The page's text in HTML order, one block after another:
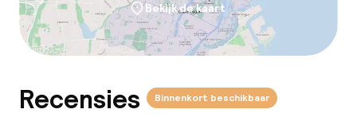
Bekijk de kaart
Recensies Binnenkort beschikbaar